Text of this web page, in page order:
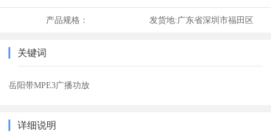
产品规格： 发货地:广东省深圳市福田区
关键词
岳阳带MPE3广播功放
详细说明